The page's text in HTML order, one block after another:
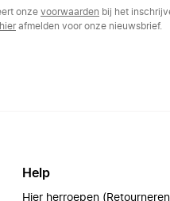
onze voorwaarden bij het
hierafmelden voor onze nieuwsbrief.
Help
Hier herroepen